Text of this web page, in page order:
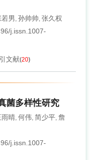
男 , 孙帅帅, 张久权
j.issn.1007-
文献(20)
菌多样性研究
雨晴, 何伟, 简少平, 詹
j.issn.1007-